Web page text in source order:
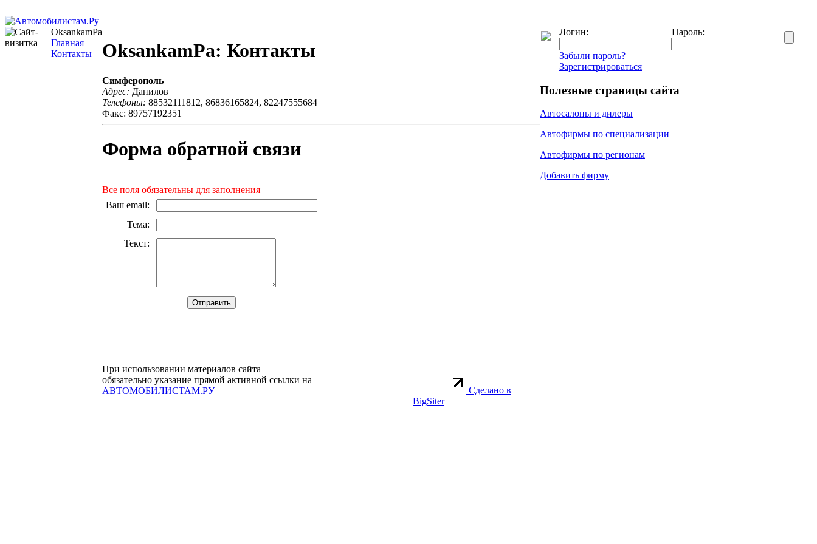
OksankamPa
Главная
Контакты
OksankamPa: Контакты
Симферополь
Адрес: Данилов
Телефоны: 88532111812, 86836165824, 82247555684
Факс: 89757192351
Форма обратной связи
Все поля обязательны для заполнения
Ваш email:
Тема:
Текст:
При использовании материалов сайта
обязательно указание прямой активной ссылки на
АВТОМОБИЛИСТАМ.РУ
Сделано в
BigSiter
Логин: Пароль:
Забыли пароль?
Зарегистрироваться
Полезные страницы сайта
Автосалоны и дилеры
Автофирмы по специализации
Автофирмы по регионам
Добавить фирму